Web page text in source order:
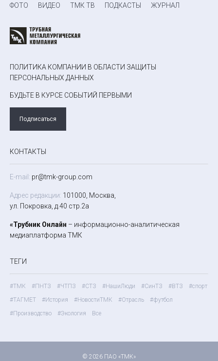
ФОТО ВИДЕО ТМК ТВ ПОДКАСТЫ ЖУРНАЛ
ПОЛИТИКА КОМПАНИИ В ОБЛАСТИ ЗАЩИТЫ
ПЕРСОНАЛЬНЫХ ДАННЫХ
БУДЬТЕ В КУРСЕ СОБЫТИЙ ПЕРВЫМИ
Подписаться
КОНТАКТЫ
E-mail: pr@tmk-group.com
Адрес редакции: 101000, Москва,
ул. Покровка, д.40 стр.2а
«Трубник Онлайн – информационно-аналитическая
медиаплатформа ТМК
ТЕГИ
#ТМК #ПНТЗ #ЧТПЗ #СТЗ #НашиЛюди #СинТЗ #ВТЗ
#спорт
#ТАГМЕТ
#История #НовостиТМК #Отрасль
#футбол
#Производство
#Экология Все
© 2026 ПАО «ТМК»